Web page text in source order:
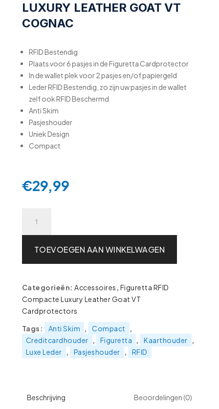
LUXURY LEATHER GOAT VT
COGNAC
RFID Bestendig
Plaats voor 6 pasjes in de Figuretta Cardprotector
In de wallet plek voor 2 pasjes en/of papiergeld
Leder RFID Bestendig, zo zijn uw pasjes in de wallet
zelf ook RFID Beschermd
Anti Skim
Pasjeshouder
Uniek Design
Compact
€29,99
Cardprotector
RFID
Beschermend
-
Luxury
Leather
Goat
VT
TOEVOEGEN AAN WINKELWAGEN
Categorieën:Accessoires , Figuretta RFID
Compacte Luxury Leather Goat VT
Cardprotectors
Tags:
Anti Skim , Compact
,
Creditcardhouder
, Figuretta , Kaarthouder
,
Luxe Leder
, Pasjeshouder , RFID
Beschrijving Beoordelingen (0)